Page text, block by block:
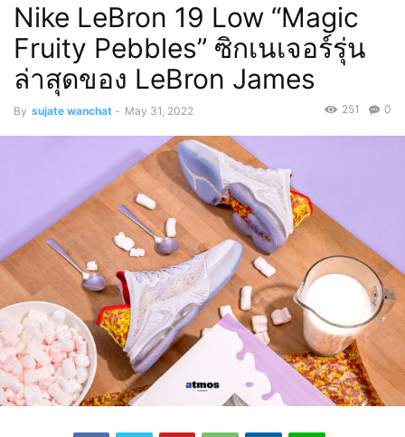
Nike LeBron 19 Low “Magic
Fruity Pebbles” ซิกเนเจอร์รุ่น
ล่าสุดของ LeBron James
By sujate wanchat - May 31, 2022 0
251